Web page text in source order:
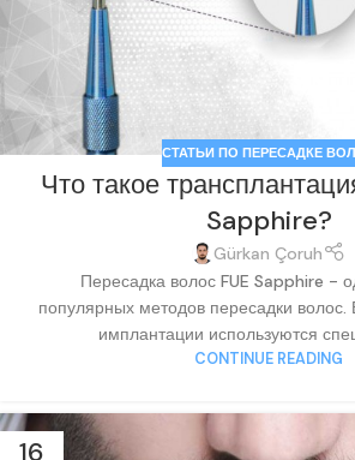
СТАТЬИ ПО ПЕРЕСАДКЕ
Что такое
Sapphire?
Gürkan Çoruh
Пересадка волос FUE Sapphire -
популярных методов пересадки
имплантации используются
CONTINUE READING
16